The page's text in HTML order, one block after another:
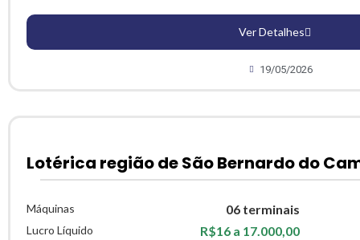
Ver Detalhes
19/05/2026
Lotérica região de São Bernardo do
Máquinas 06 terminais
Lucro Líquido R$16 a 17.000,00